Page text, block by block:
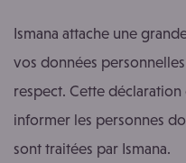
Ismana attache une
vos données
respect. Cette
informer les personnes
sont traitées par Ismana.